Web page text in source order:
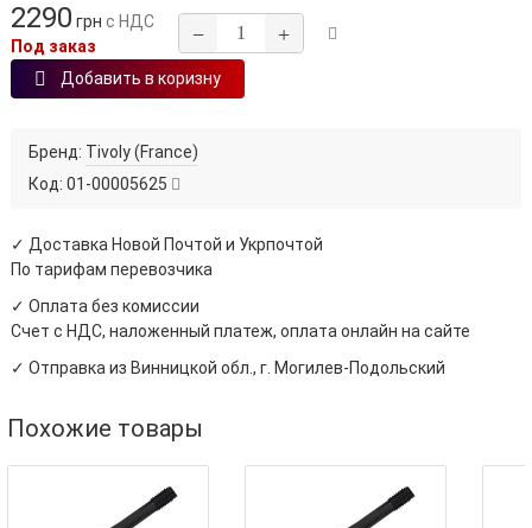
2290 грн с НДС
Под заказ
− +
Добавить в коризну
Бренд: Tivoly (France)
Код: 01-00005625
✓ Доставка Новой Почтой и Укрпочтой
По тарифам перевозчика
✓ Оплата без комиссии
Счет с НДС, наложенный платеж, оплата онлайн на сайте
✓ Отправка из Винницкой обл., г. Могилев-Подольский
Похожие товары